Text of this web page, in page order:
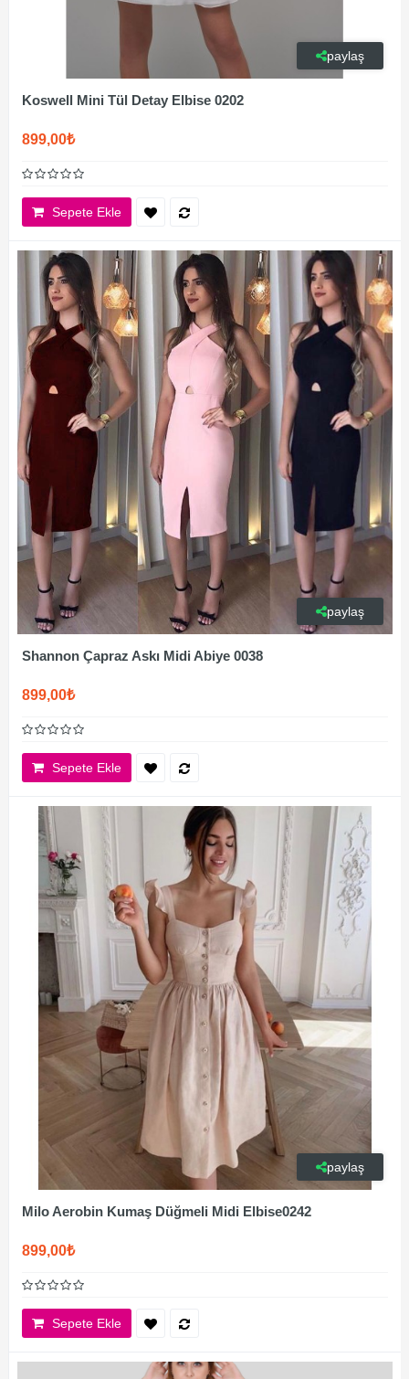
paylaş
Koswell Mini Tül Detay Elbise 0202
899,00₺
Sepete Ekle
paylaş
Shannon Çapraz Askı Midi Abiye 0038
899,00₺
Sepete Ekle
paylaş
Milo Aerobin Kumaş Düğmeli Midi Elbise0242
899,00₺
Sepete Ekle